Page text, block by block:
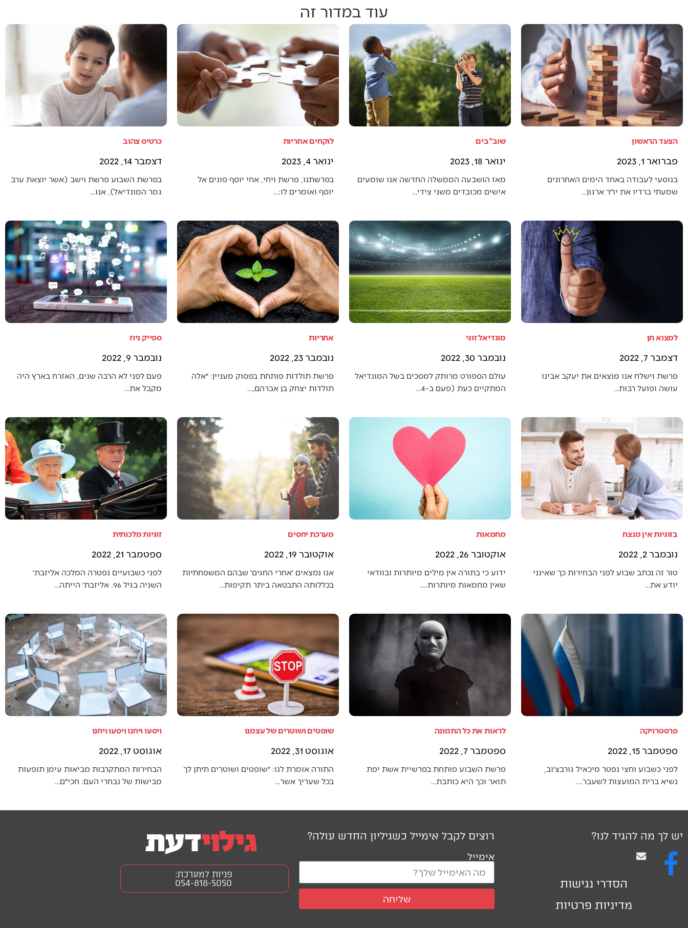
עוד במדור זה
הצעד הראשון
פברואר 1, 2023
בנוסעי לעבודה באחד הימים האחרונים
שמעתי ברדיו את יו״ר ארגון…
שוב"בים
ינואר 18, 2023
מאז הושבעה הממשלה החדשה אנו שומעים
אישים מכובדים משני צידי…
לוקחים אחריות
ינואר 4, 2023
בפרשתנו, פרשת ויחי, אחי יוסף פונים אל
יוסף ואומרים לו:…
כרטיס צהוב
דצמבר 14, 2022
בפרשת השבוע פרשת וישב (אשר יוצאת ערב
גמר המונדיאל), אנו…
למצוא חן
דצמבר 7, 2022
פרשת וישלח אנו מוצאים את יעקב אבינו
עושה ופועל רבות…
מונדיאל זוגי
נובמבר 30, 2022
עולם הספורט מרותק למסכים בשל המונדיאל
המתקיים כעת (פעם ב-4…
אחריות
נובמבר 23, 2022
פרשת תולדות פותחת בפסוק מעניין: ״אלה
תולדות יצחק בן אברהם,…
ספייק ניוז
נובמבר 9, 2022
פעם לפני לא הרבה שנים, האזרח בארץ היה
מקבל את…
בזוגיות אין מנצח
נובמבר 2, 2022
טור זה נכתב שבוע לפני הבחירות כך שאינני
יודע את…
מחמאות
אוקטובר 26, 2022
ידוע כי בתורה אין מילים מיותרות ובוודאי
שאין מחמאות מיותרות.…
מערכת יחסים
אוקטובר 19, 2022
אנו נמצאים ׳אחרי החגים׳ שבהם המשפחתיות
בכללותה התבטאה ביתר תקיפות…
זוגיות מלכותית
ספטמבר 21, 2022
לפני כשבועיים נפטרה המלכה אליזבת׳
השניה בגיל 96. אליזבת׳ הייתה…
פרסטרויקה
ספטמבר 15, 2022
לפני כשבוע וחצי נפטר מיכאיל גורבצ׳וב,
נשיא ברית המועצות לשעבר.…
לראות את כל התמונה
ספטמבר 7, 2022
פרשת השבוע פותחת בפרשיית אשת יפת
תואר וכך היא כותבת…
שופטים ושוטרים של עצמנו
אוגוסט 31, 2022
התורה אומרת לנו: ״שופטים ושוטרים תיתן לך
בכל שעריך אשר…
ויסעו ויחנו ויסעו ויחנו
אוגוסט 17, 2022
הבחירות המתקרבות מביאות עימן תופעות
מבישות של נבחרי העם: חכי״ם…
יש לך מה להגיד לנו?
הסדרי נגישות
מדיניות פרטיות
רוצים לקבל אימייל כשגיליון החדש עולה?
אימייל
שליחה
פניות למערכת:
054-818-5050